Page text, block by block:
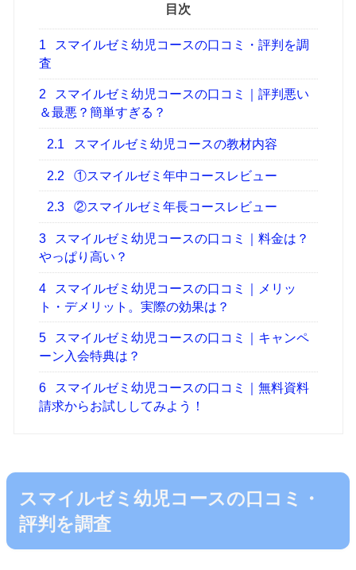
目次
1
スマイルゼミ幼児コースの口コミ・評判を調
査
2
スマイルゼミ幼児コースの口コミ｜評判悪い
＆最悪？簡単すぎる？
2.1 スマイルゼミ幼児コースの教材内容
2.2 ①スマイルゼミ年中コースレビュー
2.3 ②スマイルゼミ年長コースレビュー
3
スマイルゼミ幼児コースの口コミ｜料金は？
やっぱり高い？
4
スマイルゼミ幼児コースの口コミ｜メリッ
ト・デメリット。実際の効果は？
5
スマイルゼミ幼児コースの口コミ｜キャンペ
ーン入会特典は？
6
スマイルゼミ幼児コースの口コミ｜無料資料
請求からお試ししてみよう！
スマイルゼミ幼児コースの口コミ・
評判を調査